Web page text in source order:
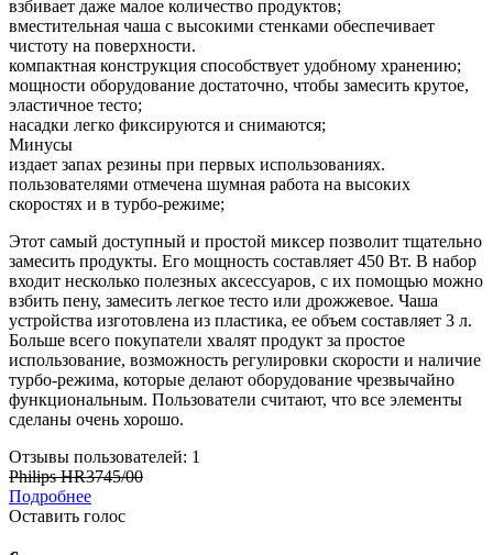
взбивает даже малое количество продуктов;
вместительная чаша с высокими стенками обеспечивает
чистоту на поверхности.
компактная конструкция способствует удобному хранению;
мощности оборудование достаточно, чтобы замесить крутое,
эластичное тесто;
насадки легко фиксируются и снимаются;
Минусы
издает запах резины при первых использованиях.
пользователями отмечена шумная работа на высоких
скоростях и в турбо-режиме;
Этот самый доступный и простой миксер позволит тщательно
замесить продукты. Его мощность составляет 450 Вт. В набор
входит несколько полезных аксессуаров, с их помощью можно
взбить пену, замесить легкое тесто или дрожжевое. Чаша
устройства изготовлена ​​из пластика, ее объем составляет 3 л.
Больше всего покупатели хвалят продукт за простое
использование, возможность регулировки скорости и наличие
турбо-режима, которые делают оборудование чрезвычайно
функциональным. Пользователи считают, что все элементы
сделаны очень хорошо.
Отзывы пользователей: 1
Philips HR3745/00
Подробнее
Оставить голос